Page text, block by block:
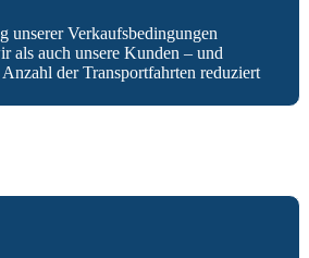
unserer Verkaufsbedingungen
als auch unsere Kunden – und
der Transportfahrten reduziert